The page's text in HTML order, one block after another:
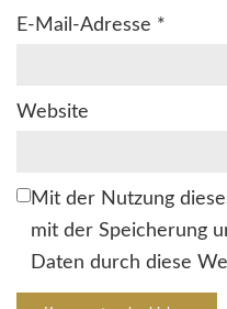
E-Mail-Adresse *
Website
Mit der Nutzung
mit der Speicherung
Daten durch diese